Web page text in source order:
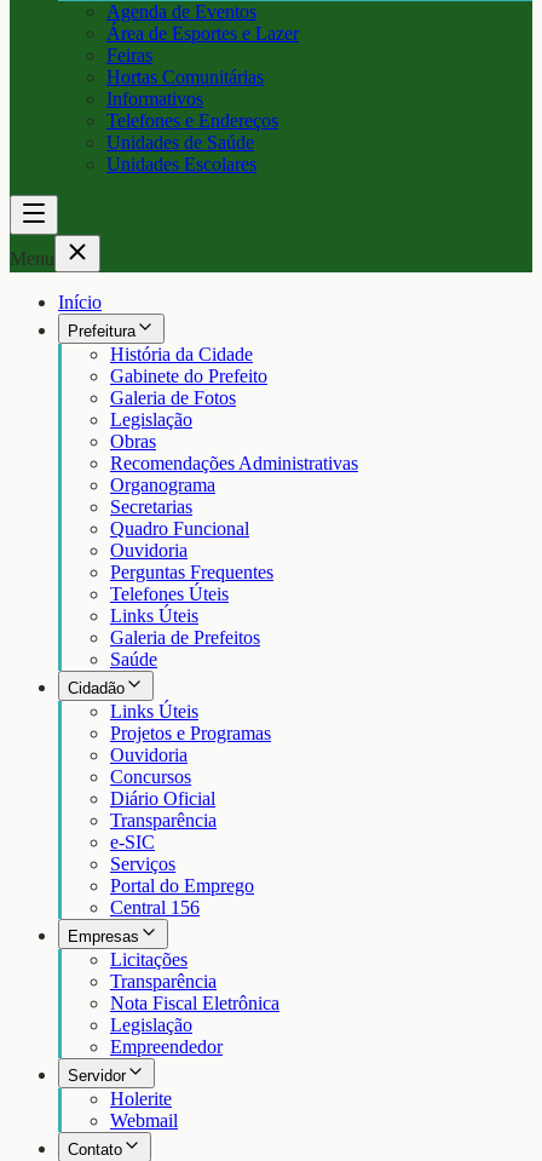
Agenda de Eventos
Área de Esportes e Lazer
Feiras
Hortas Comunitárias
Informativos
Telefones e Endereços
Unidades de Saúde
Unidades Escolares
Menu
Início
Prefeitura
História da Cidade
Gabinete do Prefeito
Galeria de Fotos
Legislação
Obras
Recomendações Administrativas
Organograma
Secretarias
Quadro Funcional
Ouvidoria
Perguntas Frequentes
Telefones Úteis
Links Úteis
Galeria de Prefeitos
Saúde
Cidadão
Links Úteis
Projetos e Programas
Ouvidoria
Concursos
Diário Oficial
Transparência
e-SIC
Serviços
Portal do Emprego
Central 156
Empresas
Licitações
Transparência
Nota Fiscal Eletrônica
Legislação
Empreendedor
Servidor
Holerite
Webmail
Contato